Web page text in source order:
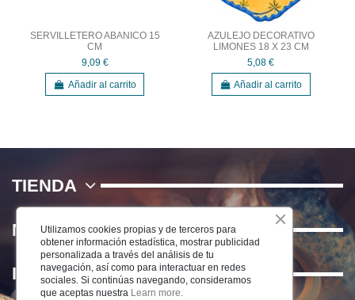
SERVILLETERO ABANICO 15
CM
9,09 €
Añadir al carrito
AZULEJO DECORATIVO
LIMONES 18 X 23 CM
5,08 €
Añadir al carrito
TIENDA
NOSOTROS
INFORMACIÓN
Utilizamos cookies propias y de terceros para
obtener información estadística, mostrar publicidad
personalizada a través del análisis de tu
navegación, así como para interactuar en redes
sociales. Si continúas navegando, consideramos
que aceptas nuestra Learn more.